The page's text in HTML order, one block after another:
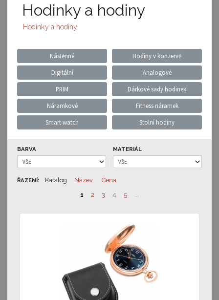
Hodinky a hodiny
Hodinky a hodiny
Nástěnné Hodiny v konzervě
Digitální Analogové
PRIM Dárkové sady hodinek
Náramkové Fitness náramek
Smart watch Stolní hodiny
BARVA MATERIÁL
ŘAZENÍ: Katalog Název
Cena
1
2 3 4 5